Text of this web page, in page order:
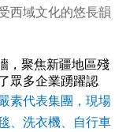
西域文化的悠長韻
，聚焦新疆地區殘
眾多企業踴躍認
素代表集團，現場
、洗衣機、自行車